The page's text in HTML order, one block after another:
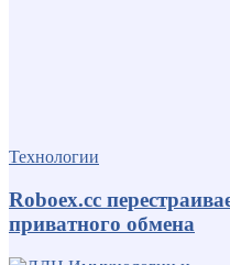
Технологии
Roboex.cc
приватного обмена